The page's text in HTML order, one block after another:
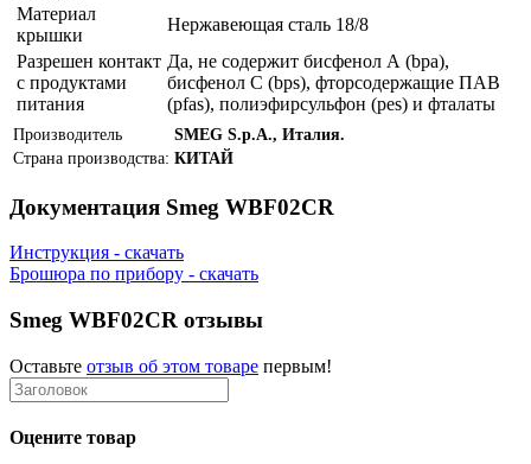
Материал
крышки
Нержавеющая сталь 18/8
Разрешен контакт
с продуктами
питания
Да, не содержит бисфенол А (bpa),
бисфенол С (bps), фторсодержащие ПАВ
(pfas), полиэфирсульфон (pes) и фталаты
Производитель
SMEG S.p.A., Италия.
Страна производства: КИТАЙ
Документация Smeg WBF02CR
Инструкция - скачать
Брошюра по прибору - скачать
Smeg WBF02CR отзывы
Оставьте отзыв об этом товаре первым!
Оцените товар